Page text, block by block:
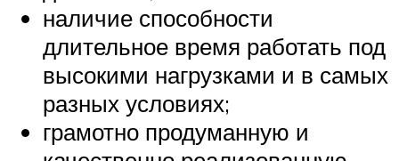
наличие способности
длительное время работать под
высокими нагрузками и в самых
разных условиях;
грамотно продуманную и